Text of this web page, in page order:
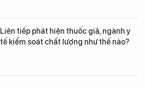
Liên tiếp phát hiện thuốc giả, ngành y
tế kiểm soát chất lượng như thế nào?